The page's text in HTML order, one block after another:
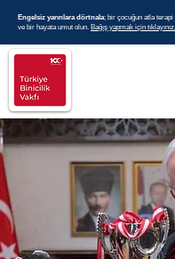
Engelsiz yarınlara dörtnala; bir çocuğun atla terapi
ve bir hayata umut olun. Bağış yapmak için tıklayınız.